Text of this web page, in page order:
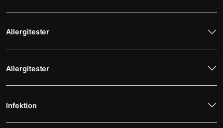
Allergitester
Allergitester
Infektion